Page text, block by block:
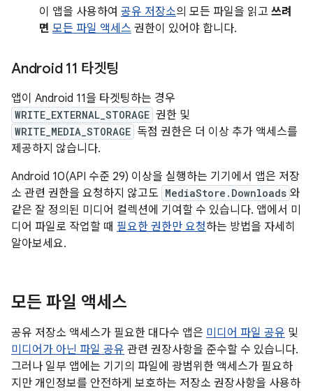
이 앱을 사용하여 공유 저장소의 모든 파일을 읽고 쓰려
면 모든 파일 액세스 권한이 있어야 합니다.
Android 11 타겟팅
앱이 Android 11을 타겟팅하는 경우
WRITE_EXTERNAL_STORAGE 권한 및
WRITE_MEDIA_STORAGE 독점 권한은 더 이상 추가 액세스를
제공하지 않습니다.
Android 10(API 수준 29) 이상을 실행하는 기기에서 앱은 저장
소 관련 권한을 요청하지 않고도 MediaStore.Downloads 와
같은 잘 정의된 미디어 컬렉션에 기여할 수 있습니다. 앱에서 미
디어 파일로 작업할 때 필요한 권한만 요청하는 방법을 자세히
알아보세요.
모든 파일 액세스
공유 저장소 액세스가 필요한 대다수 앱은 미디어 파일 공유 및
미디어가 아닌 파일 공유 관련 권장사항을 준수할 수 있습니다.
그러나 일부 앱에는 기기의 파일에 광범위한 액세스가 필요하
지만 개인정보를 안전하게 보호하는 저장소 권장사항을 사용하